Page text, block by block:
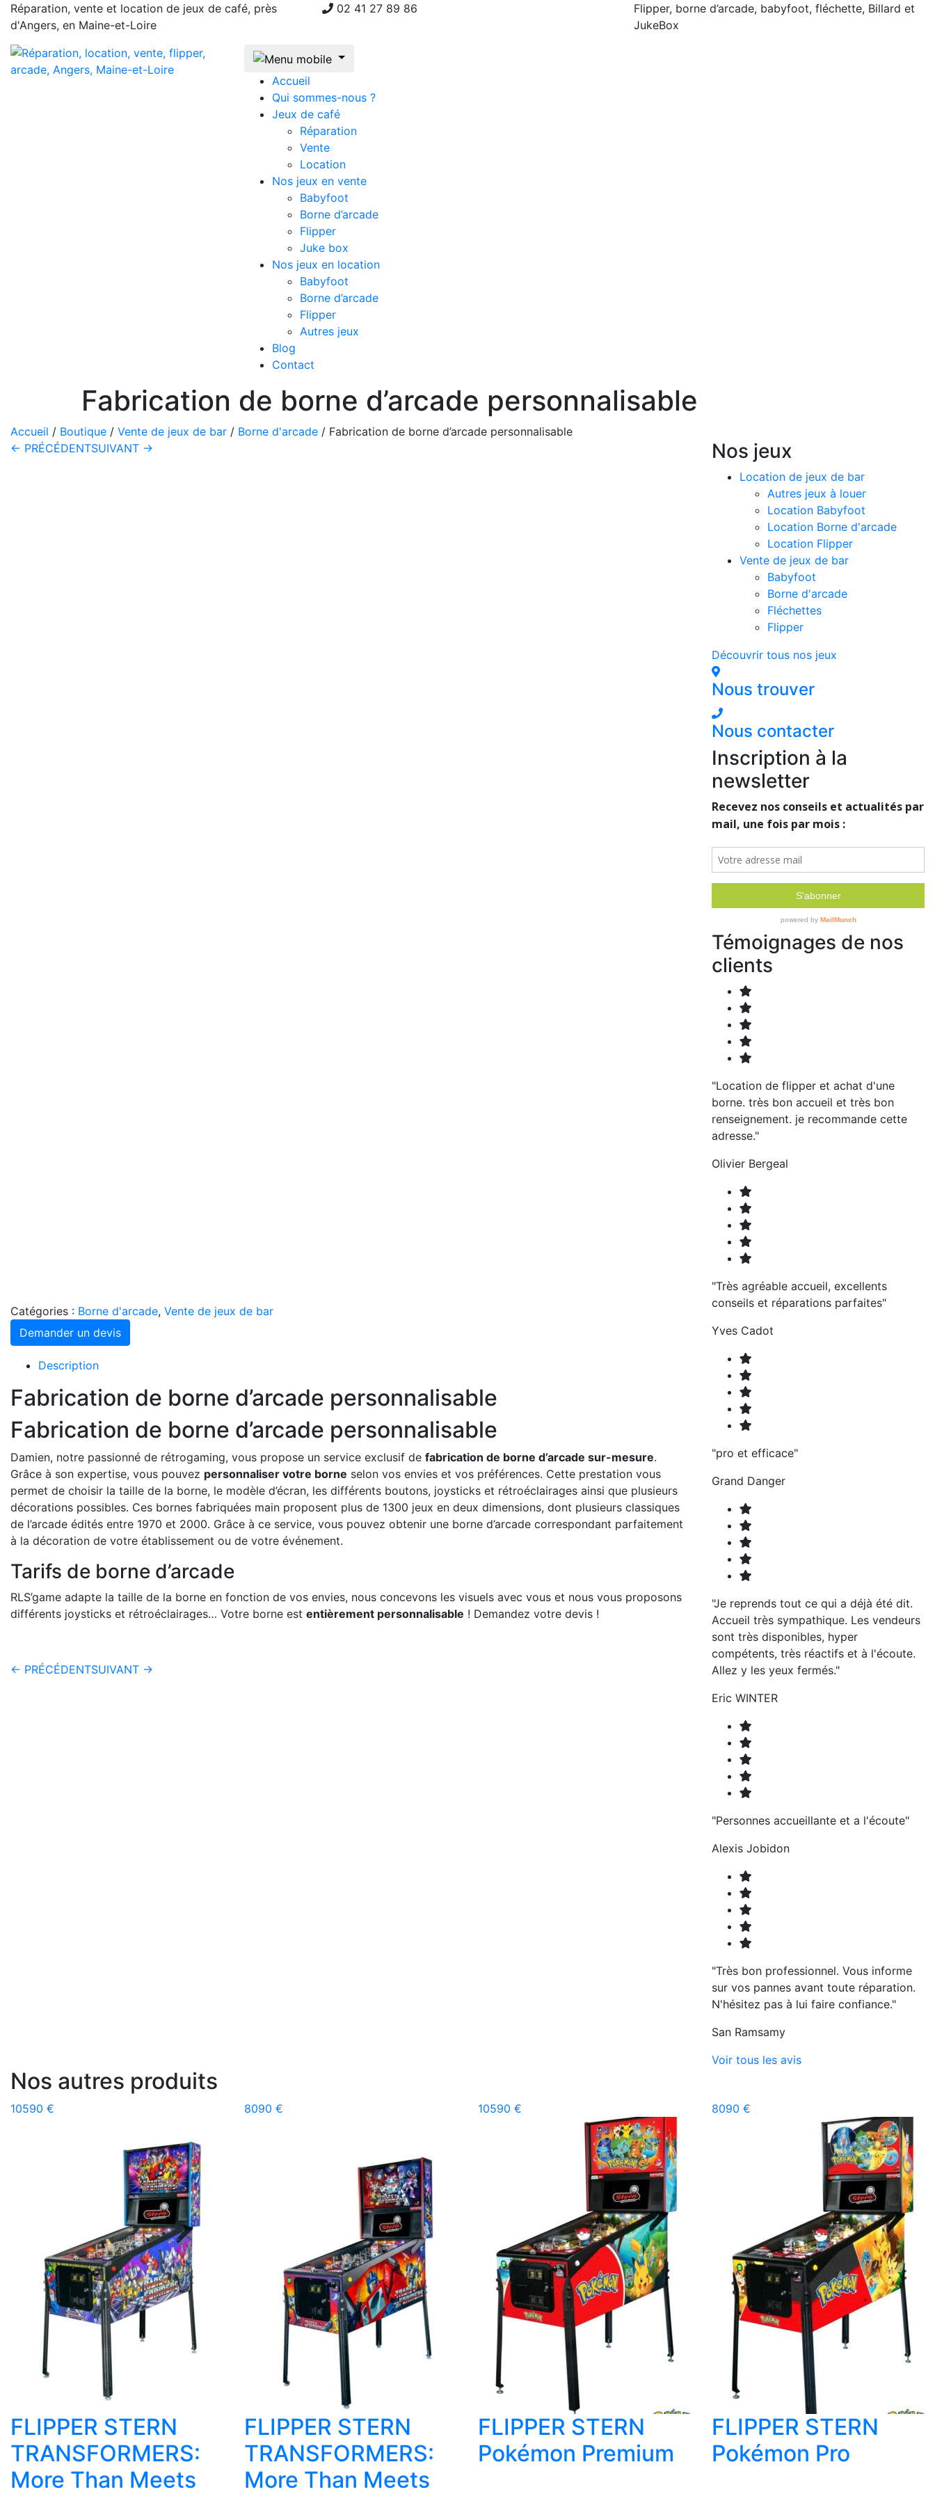
Réparation, vente et location de jeux de café, près
d'Angers, en Maine-et-Loire
02 41 27 89 86
Flipper, borne d’arcade, babyfoot, fléchette, Billard et
JukeBox
Accueil
Qui sommes-nous ?
Jeux de café
Réparation
Vente
Location
Nos jeux en vente
Babyfoot
Borne d’arcade
Flipper
Juke box
Nos jeux en location
Babyfoot
Borne d’arcade
Flipper
Autres jeux
Blog
Contact
Fabrication de borne d’arcade personnalisable
Accueil / Boutique / Vente de jeux de bar / Borne d'arcade / Fabrication de borne d’arcade personnalisable
← PRÉCÉDENTSUIVANT →
Catégories : Borne d'arcade, Vente de jeux de bar
Demander un devis
Description
Fabrication de borne d’arcade personnalisable
Fabrication de borne d’arcade personnalisable
Damien, notre passionné de rétrogaming, vous propose un service exclusif de fabrication de borne d’arcade sur-mesure.
Grâce à son expertise, vous pouvez personnaliser votre borne selon vos envies et vos préférences. Cette prestation vous
permet de choisir la taille de la borne, le modèle d’écran, les différents boutons, joysticks et rétroéclairages ainsi que plusieurs
décorations possibles. Ces bornes fabriquées main proposent plus de 1300 jeux en deux dimensions, dont plusieurs classiques
de l’arcade édités entre 1970 et 2000. Grâce à ce service, vous pouvez obtenir une borne d’arcade correspondant parfaitement
à la décoration de votre établissement ou de votre événement.
Tarifs de borne d’arcade
RLS’game adapte la taille de la borne en fonction de vos envies, nous concevons les visuels avec vous et nous vous proposons
différents joysticks et rétroéclairages… Votre borne est entièrement personnalisable ! Demandez votre devis !
← PRÉCÉDENTSUIVANT →
Nos jeux
Location de jeux de bar
Autres jeux à louer
Location Babyfoot
Location Borne d'arcade
Location Flipper
Vente de jeux de bar
Babyfoot
Borne d'arcade
Fléchettes
Flipper
Découvrir tous nos jeux
Nous trouver
Nous contacter
Inscription à la
newsletter
Témoignages de nos
clients
"Location de flipper et achat d'une
borne. très bon accueil et très bon
renseignement. je recommande cette
adresse."
Olivier Bergeal
"Très agréable accueil, excellents
conseils et réparations parfaites"
Yves Cadot
"pro et efficace"
Grand Danger
"Je reprends tout ce qui a déjà été dit.
Accueil très sympathique. Les vendeurs
sont très disponibles, hyper
compétents, très réactifs et à l'écoute.
Allez y les yeux fermés."
Eric WINTER
"Personnes accueillante et a l'écoute"
Alexis Jobidon
"Très bon professionnel. Vous informe
sur vos pannes avant toute réparation.
N'hésitez pas à lui faire confiance."
San Ramsamy
Voir tous les avis
Nos autres produits
10590 €
FLIPPER STERN
TRANSFORMERS:
More Than Meets
8090 €
FLIPPER STERN
TRANSFORMERS:
More Than Meets
10590 €
FLIPPER STERN
Pokémon Premium
8090 €
FLIPPER STERN
Pokémon Pro